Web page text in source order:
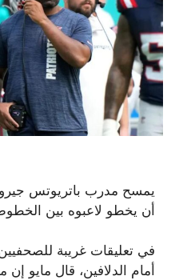
يمسح مدرب باتريوتس
أن يخطو لاعبوه بين
أمام الدلافين، قال مايو